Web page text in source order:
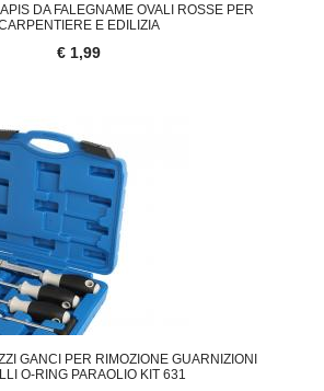
DA FALEGNAME OVALI ROSSE PER
E EDILIZIA
€ 1,99
GANCI PER RIMOZIONE GUARNIZIONI
O-RING PARAOLIO KIT 631